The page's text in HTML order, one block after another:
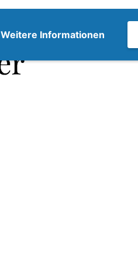
Weitere Informationen